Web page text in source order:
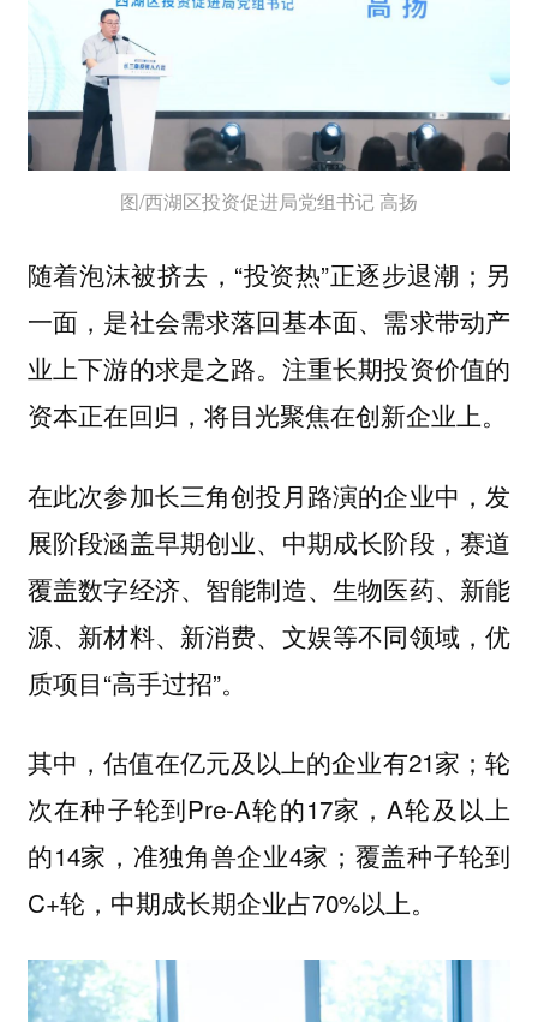
图/西湖区投资促进局党组书记 高扬
随着泡沫被挤去，“投资热”正逐步退潮；另
一面，是社会需求落回基本面、需求带动产
业上下游的求是之路。注重长期投资价值的
资本正在回归，将目光聚焦在创新企业上。
在此次参加长三角创投月路演的企业中，发
展阶段涵盖早期创业、中期成长阶段，赛道
覆盖数字经济、智能制造、生物医药、新能
源、新材料、新消费、文娱等不同领域，优
质项目“高手过招”。
其中，估值在亿元及以上的企业有21家；轮
次在种子轮到Pre-A轮的17家，A轮及以上
的14家，准独角兽企业4家；覆盖种子轮到
C+轮，中期成长期企业占70%以上。